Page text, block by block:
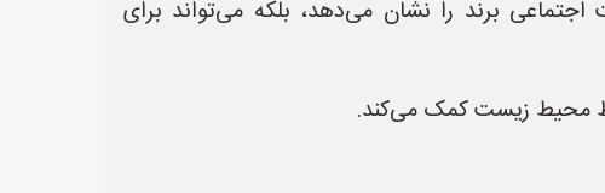
برند را نشان می‌دهد، بلکه می‌تواند برای
محیط زیست کمک می‌کند.